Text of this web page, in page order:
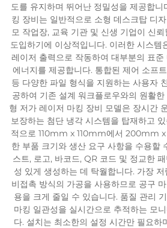
도를 유지하며 뛰어난 정밀성을 제공합
킹 장비는 일반적으로 소형 데스크탑 디
모 작업장, 교육 기관 및 신생 기업이 신
도입하기에 이상적입니다. 이러한 시스
레이저 출력으로 작동하여 대부분의 표
에너지를 제공합니다. 통합된 제어 소프
등 다양한 파일 형식을 지원하는 사용자
공하여 기존 설계 워크플로우와의 원활
형 저가 레이저 마킹 장비 모델은 장시간
보장하는 첨단 냉각 시스템을 탑재하고
적으로 110mm x 110mm에서 200mm
한 부품 크기와 생산 요구 사항을 수용할
스트, 로고, 바코드, QR 코드 및 정교한
성 있게 생성하는 데 탁월합니다. 가장
비접촉 방식의 가공을 사용하므로 공구
용을 크게 줄일 수 있습니다. 품질 관리
마킹 일관성을 실시간으로 추적하는 모
다. 설치는 최소한의 설정 시간만 필요하